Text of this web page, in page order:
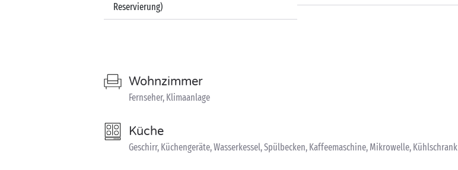
Reservierung)
Wohnzimmer
Fernseher, Klimaanlage
Küche
Geschirr, Küchengeräte, Wasserkessel, Spülbecken, Kaffeemaschine, Mikrowelle, Kühlschrank